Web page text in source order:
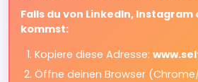
Falls du von LinkedIn, Instagram
kommst:
Kopiere diese Adresse:
Öffne deinen Browser